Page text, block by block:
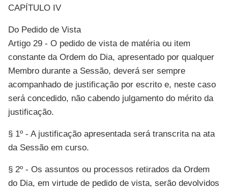
CAPÍTULO IV
Do Pedido de Vista
Artigo 29 - O pedido de vista de matéria ou item
constante da Ordem do Dia, apresentado por qualquer
Membro durante a Sessão, deverá ser sempre
acompanhado de justificação por escrito e, neste caso
será concedido, não cabendo julgamento do mérito da
justificação.
§ 1º - A justificação apresentada será transcrita na ata
da Sessão em curso.
§ 2º - Os assuntos ou processos retirados da Ordem
do Dia, em virtude de pedido de vista, serão devolvidos